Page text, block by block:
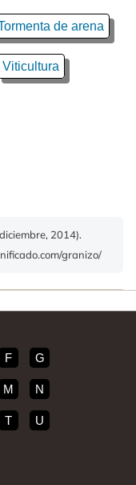
de arena
Viticultura
2014).
granizo/
F G
M N
T U